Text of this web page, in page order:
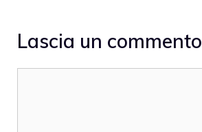
Lascia un commento